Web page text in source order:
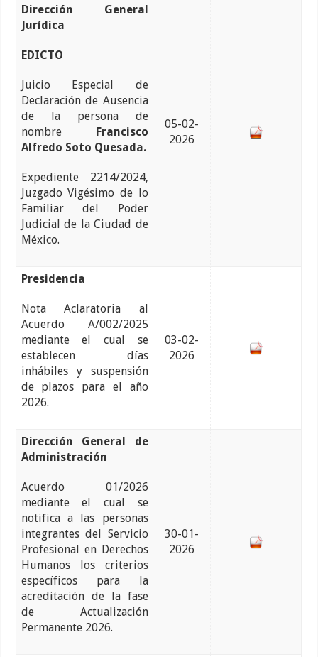
Dirección General
Jurídica
EDICTO
Juicio Especial de
Declaración de Ausencia
de la persona de
nombre
Francisco
Alfredo Soto Quesada.
Expediente 2214/2024,
Juzgado Vigésimo de lo
Familiar del Poder
Judicial de la Ciudad de
México.
05-02-
2026
Presidencia
Nota Aclaratoria al
Acuerdo A/002/2025
mediante el cual se
establecen días
inhábiles y suspensión
de plazos para el año
2026.
03-02-
2026
Dirección General de
Administración
Acuerdo 01/2026
mediante el cual se
notifica a las personas
integrantes del Servicio
Profesional en Derechos
Humanos los criterios
específicos para la
acreditación de la fase
de Actualización
Permanente 2026.
30-01-
2026